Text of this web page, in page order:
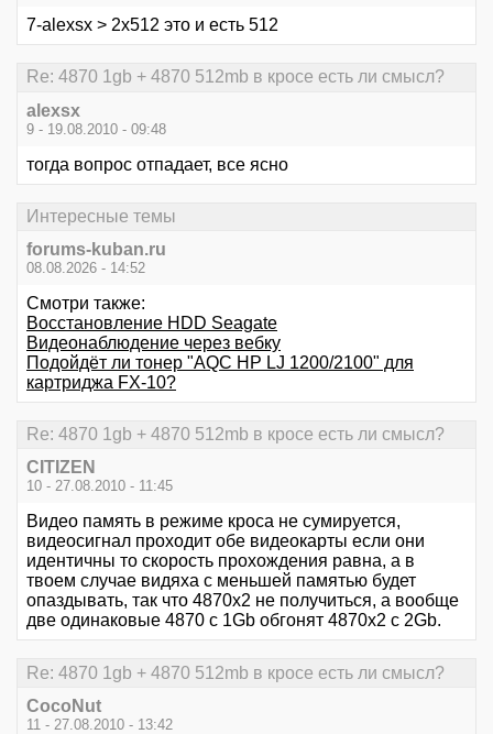
7-alexsx > 2х512 это и есть 512
Re: 4870 1gb + 4870 512mb в кросе есть ли смысл?
alexsx
9 - 19.08.2010 - 09:48
тогда вопрос отпадает, все ясно
Интересные темы
forums-kuban.ru
08.08.2026 - 14:52
Смотри также:
Восстановление HDD Seagate
Видеонаблюдение через вебку
Подойдёт ли тонер "AQC HP LJ 1200/2100" для
картриджа FX-10?
Re: 4870 1gb + 4870 512mb в кросе есть ли смысл?
CITIZEN
10 - 27.08.2010 - 11:45
Видео память в режиме кроса не сумируется,
видеосигнал проходит обе видеокарты если они
идентичны то скорость прохождения равна, а в
твоем случае видяха с меньшей памятью будет
опаздывать, так что 4870х2 не получиться, а вообще
две одинаковые 4870 с 1Gb обгонят 4870x2 c 2Gb.
Re: 4870 1gb + 4870 512mb в кросе есть ли смысл?
CocoNut
11 - 27.08.2010 - 13:42